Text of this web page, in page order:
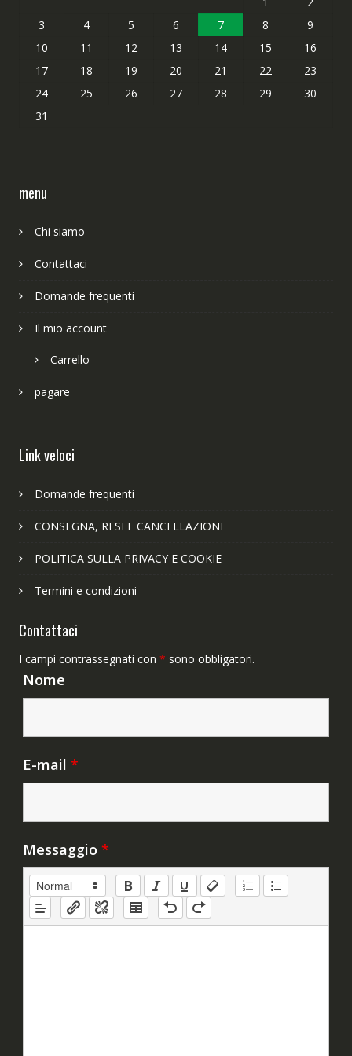
3
4 5 6 7 8
9
10
11 12 13 14 15
16
17
18 19 20 21 22
23
24
25 26 27 28 29
30
31
menu
Chi siamo
Contattaci
Domande frequenti
Il mio account
Carrello
pagare
Link veloci
Domande frequenti
CONSEGNA, RESI E CANCELLAZIONI
POLITICA SULLA PRIVACY E COOKIE
Termini e condizioni
Contattaci
I campi contrassegnati con * sono obbligatori.
Nome
E-mail *
Messaggio *